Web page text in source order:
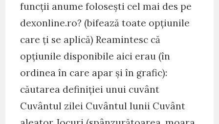
funcții anume folosești cel mai des pe
dexonline.ro? (bifează toate opțiunile
care ți se aplică) Reamintesc că
opțiunile disponibile aici erau (în
ordinea în care apar și în grafic):
căutarea definiției unui cuvânt
Cuvântul zilei Cuvântul lunii Cuvânt